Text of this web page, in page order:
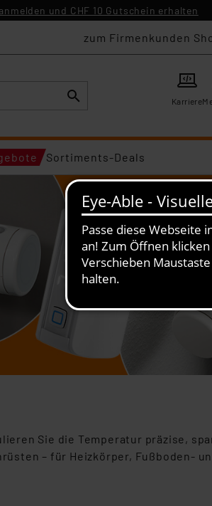
und CHF 10 Gutschein erhalten
zum Firmenkunden
Karriere
Sortiments-Deals
Sie die Temperatur präzise,
– für Heizkörper, Fußboden-